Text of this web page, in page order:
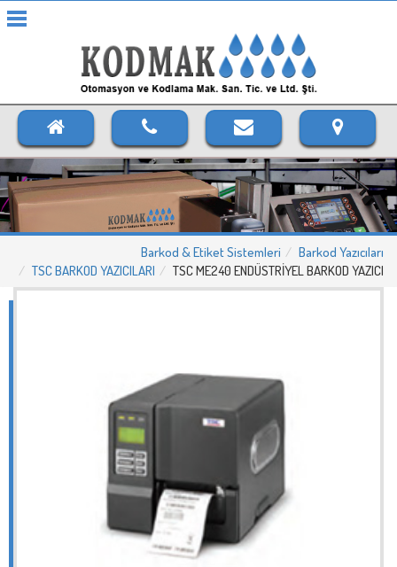
Barkod & Etiket Sistemleri
Barkod Yazıcıları
TSC BARKOD YAZICILARI
TSC ME240 ENDÜSTRİYEL BARKOD YAZICI